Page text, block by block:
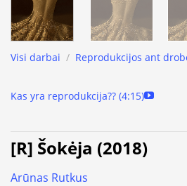
Visi darbai / Reprodukcijos ant
Kas yra reprodukcija?? (4:15)
[R] Šokėja (2018)
Arūnas Rutkus